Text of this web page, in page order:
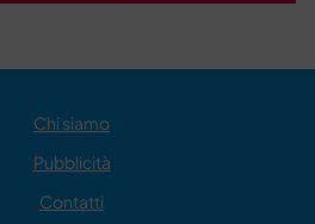
Chi siamo
Pubblicità
Contatti